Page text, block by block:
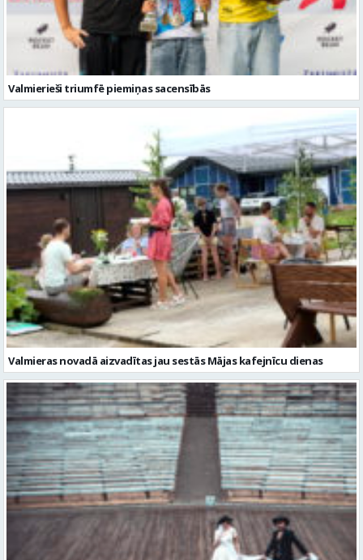
Valmierieši triumfē piemiņas sacensībās
Valmieras novadā aizvadītas jau sestās Mājas kafejnīcu dienas